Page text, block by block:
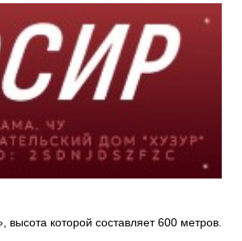
которой составляет 600 метров.